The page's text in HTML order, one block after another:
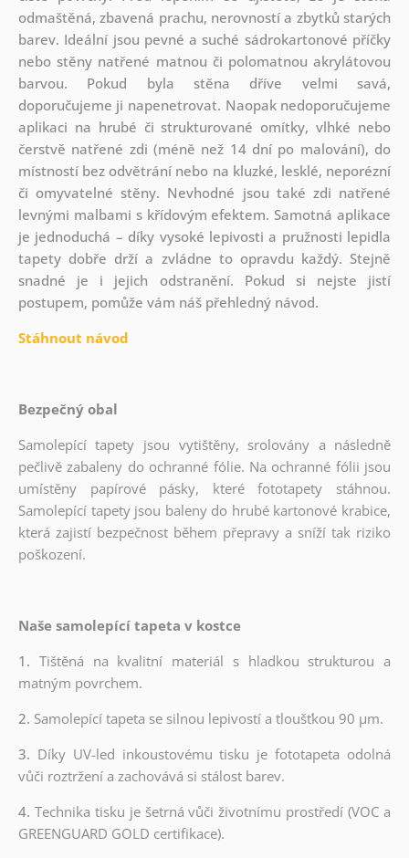
odmaštěná, zbavená prachu, nerovností a zbytků starých
barev. Ideální jsou pevné a suché sádrokartonové příčky
nebo stěny natřené matnou či polomatnou akrylátovou
barvou. Pokud byla stěna dříve velmi savá,
doporučujeme ji napenetrovat. Naopak nedoporučujeme
aplikaci na hrubé či strukturované omítky, vlhké nebo
čerstvě natřené zdi (méně než 14 dní po malování), do
místností bez odvětrání nebo na kluzké, lesklé, neporézní
či omyvatelné stěny. Nevhodné jsou také zdi natřené
levnými malbami s křídovým efektem. Samotná aplikace
je jednoduchá – díky vysoké lepivosti a pružnosti lepidla
tapety dobře drží a zvládne to opravdu každý. Stejně
snadné je i jejich odstranění. Pokud si nejste jistí
postupem, pomůže vám náš přehledný návod.
Stáhnout návod
Bezpečný obal
Samolepící tapety jsou vytištěny, srolovány a následně
pečlivě zabaleny do ochranné fólie. Na ochranné fólii jsou
umístěny papírové pásky, které fototapety stáhnou.
Samolepící tapety jsou baleny do hrubé kartonové krabice,
která zajistí bezpečnost během přepravy a sníží tak riziko
poškození.
Naše samolepící tapeta v kostce
1. Tištěná na kvalitní materiál s hladkou strukturou a
matným povrchem.
2. Samolepící tapeta se silnou lepivostí a tloušťkou 90 µm.
3. Díky UV-led inkoustovému tisku je fototapeta odolná
vůči roztržení a zachovává si stálost barev.
4. Technika tisku je šetrná vůči životnímu prostředí (VOC a
GREENGUARD GOLD certifikace).